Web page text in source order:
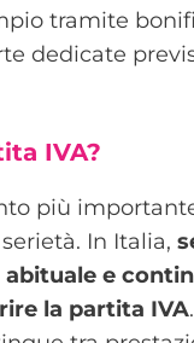
tramite
dedicate
IVA?
più
In Italia,
e
la partita IVA